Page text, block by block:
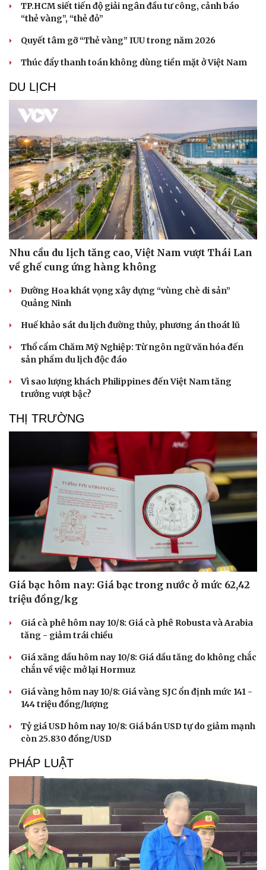
Sức khỏe
Dinh dưỡng - món ngon
Sản phụ khoa
Nhi khoa
Nam khoa
Làm đẹp - giảm cân
Phòng mạch online
Ăn sạch sống khỏe
Đời sống
Nhà đẹp
TP.HCM siết tiến độ giải ngân đầu tư công, cảnh báo
“thẻ vàng”, “thẻ đỏ”
Quyết tâm gỡ “Thẻ vàng” IUU trong năm 2026
Thúc đẩy thanh toán không dùng tiền mặt ở Việt Nam
DU LỊCH
Nhu cầu du lịch tăng cao, Việt Nam vượt Thái Lan
về ghế cung ứng hàng không
Đường Hoa khát vọng xây dựng “vùng chè di sản”
Quảng Ninh
Huế khảo sát du lịch đường thủy, phương án thoát lũ
Thổ cẩm Chăm Mỹ Nghiệp: Từ ngôn ngữ văn hóa đến
sản phẩm du lịch độc đáo
Vì sao lượng khách Philippines đến Việt Nam tăng
trưởng vượt bậc?
THỊ TRƯỜNG
Giá bạc hôm nay: Giá bạc trong nước ở mức 62,42
triệu đồng/kg
Giá cà phê hôm nay 10/8: Giá cà phê Robusta và Arabia
tăng - giảm trái chiều
Giá xăng dầu hôm nay 10/8: Giá dầu tăng do không chắc
chắn về việc mở lại Hormuz
Giá vàng hôm nay 10/8: Giá vàng SJC ổn định mức 141 -
144 triệu đồng/lượng
Tỷ giá USD hôm nay 10/8: Giá bán USD tự do giảm mạnh
còn 25.830 đồng/USD
PHÁP LUẬT